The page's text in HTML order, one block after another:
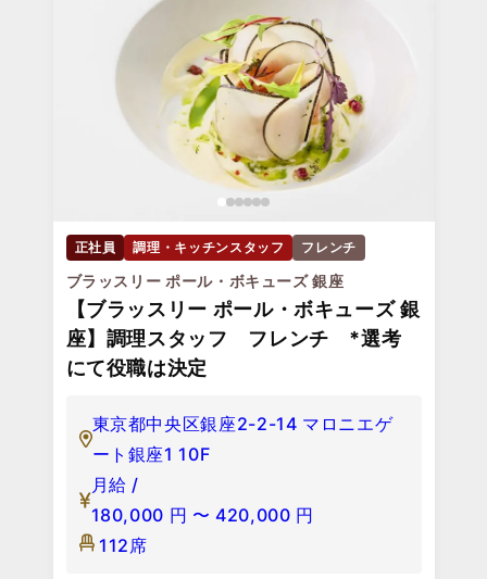
正社員 調理・キッチンスタッフ フレンチ
ブラッスリー ポール・ボキューズ 銀座
【ブラッスリー ポール・ボキューズ 銀
座】調理スタッフ フレンチ *選考
にて役職は決定
東京都中央区銀座2-2-14 マロニエゲ
ート銀座1 10F
月給 /
180,000 円 〜 420,000 円
112席